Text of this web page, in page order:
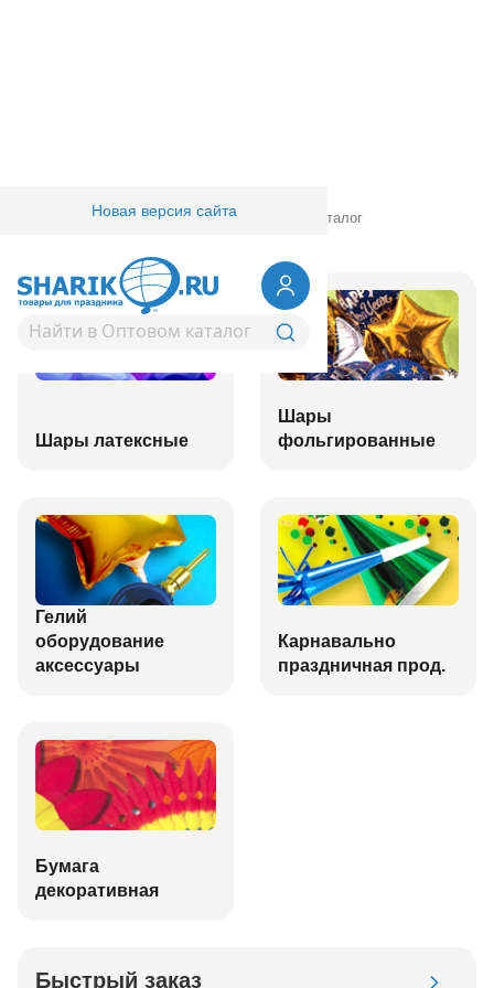
Новая версия сайта
Товары для праздника/ Оптовый каталог
Шары латексные
Шары
фольгированные
Гелий
оборудование
аксессуары
Карнавально
праздничная прод.
Бумага
декоративная
Быстрый заказ